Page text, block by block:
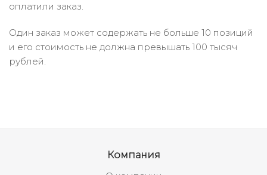
оплатили заказ.
Один заказ может содержать не больше 10 позиций
и его стоимость не должна превышать 100 тысяч
рублей.
Компания